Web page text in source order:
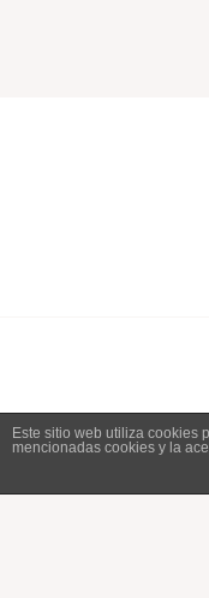
Este sitio web utiliza cookies
mencionadas cookies y la